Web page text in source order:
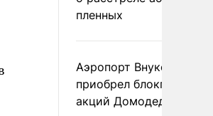
пленных
Аэропорт Внуково
приобрел блокпакет
акций Домодедово